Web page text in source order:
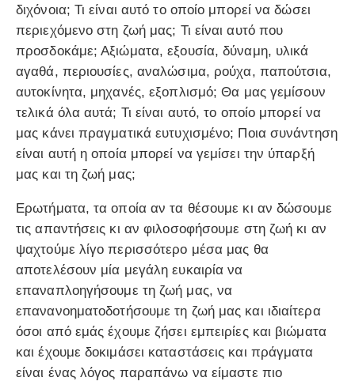
διχόνοια; Τι είναι αυτό το οποίο μπορεί να δώσει
περιεχόμενο στη ζωή μας; Τι είναι αυτό που
προσδοκάμε; Αξιώματα, εξουσία, δύναμη, υλικά
αγαθά, περιουσίες, αναλώσιμα, ρούχα, παπούτσια,
αυτοκίνητα, μηχανές, εξοπλισμό; Θα μας γεμίσουν
τελικά όλα αυτά; Τι είναι αυτό, το οποίο μπορεί να
μας κάνει πραγματικά ευτυχισμένο; Ποια συνάντηση
είναι αυτή η οποία μπορεί να γεμίσει την ύπαρξή
μας και τη ζωή μας;
Ερωτήματα, τα οποία αν τα θέσουμε κι αν δώσουμε
τις απαντήσεις κι αν φιλοσοφήσουμε στη ζωή κι αν
ψαχτούμε λίγο περισσότερο μέσα μας θα
αποτελέσουν μία μεγάλη ευκαιρία να
επαναπλοηγήσουμε τη ζωή μας, να
επανανοηματοδοτήσουμε τη ζωή μας και ιδιαίτερα
όσοι από εμάς έχουμε ζήσει εμπειρίες και βιώματα
και έχουμε δοκιμάσει καταστάσεις και πράγματα
είναι ένας λόγος παραπάνω να είμαστε πιο